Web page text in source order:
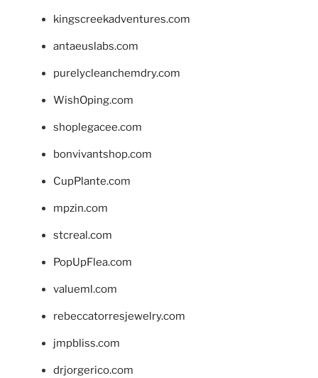
kingscreekadventures.com
antaeuslabs.com
purelycleanchemdry.com
WishOping.com
shoplegacee.com
bonvivantshop.com
CupPlante.com
mpzin.com
stcreal.com
PopUpFlea.com
valueml.com
rebeccatorresjewelry.com
jmpbliss.com
drjorgerico.com